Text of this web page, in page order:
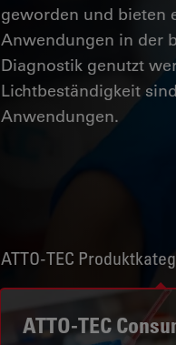
geworden und bieten
Anwendungen in der
Diagnostik genutzt
Lichtbeständigkeit
Anwendungen.
ATTO-TEC
ATTO-TEC